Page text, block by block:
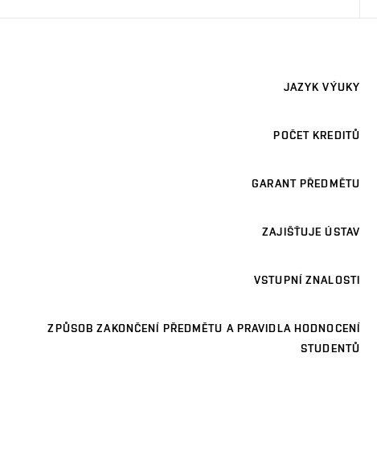
JAZYK VÝUKY
POČET KREDITŮ
GARANT PŘEDMĚTU
ZAJIŠŤUJE ÚSTAV
VSTUPNÍ ZNALOSTI
ZPŮSOB ZAKONČENÍ PŘEDMĚTU A PRAVIDLA HODNOCENÍ
STUDENTŮ